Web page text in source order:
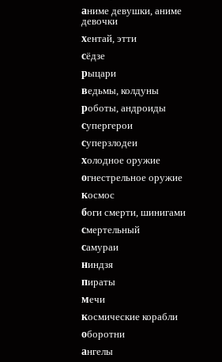
аниме девушки, аниме
девочки
хентай, этти
сёдзе
рыцари
ведьмы, колдуны
роботы, андроиды
супергерои
суперзлодеи
холодное оружие
огнестрельное оружие
космос
боги смерти, шинигами
смертельный
самураи
ниндзя
пираты
мечи
космические корабли
оборотни
ангелы